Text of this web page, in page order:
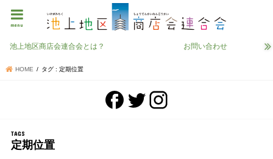
menu
池上地区商店会連合会とは？ お問い合わせ
HOME タグ : 定期位置
定期位置